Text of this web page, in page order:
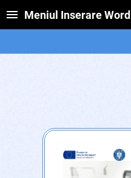
Meniul Inserare Word